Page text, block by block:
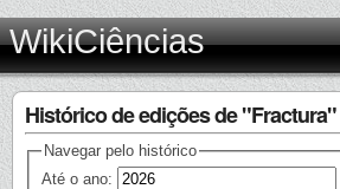
WikiCiências
Histórico de edições de "Fractura"
Navegar pelo histórico
Até o ano: